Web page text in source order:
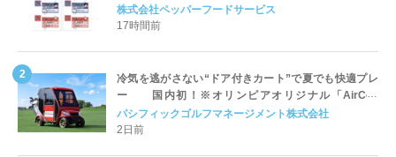
対応についてのご案内
株式会社ペッパーフードサービス
17時間前
冷気を逃がさない“ドア付きカート”で夏でも快適プレ
ー 国内初！※オリンピアオリジナル「AirCon
Cart（エアコンカート）」導入 | ＰＧＭ
パシフィックゴルフマネージメント株式会社
2日前